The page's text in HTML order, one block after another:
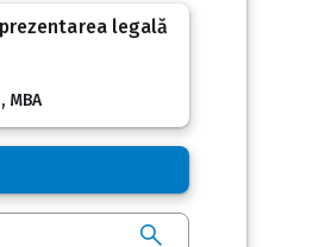
legală
MBA